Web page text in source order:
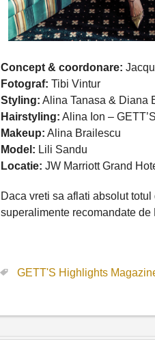
Concept & coordonare:
Fotograf: Tibi Vintur
Styling: Alina Tanasa & Diana
Hairstyling: Alina Ion –
Makeup: Alina Brailescu
Model: Lili Sandu
Locatie: JW Marriott Grand
Daca vreti sa aflati absolut
superalimente recomandate
GETT'S Highlights